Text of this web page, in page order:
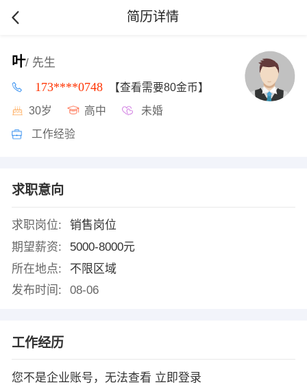
简历详情
叶/ 先生
173****0748 【查看需要80金币】
30岁 高中 未婚
工作经验
求职意向
求职岗位:
销售岗位
期望薪资:
5000-8000元
所在地点:
不限区域
发布时间:
08-06
工作经历
您不是企业账号，无法查看 立即登录